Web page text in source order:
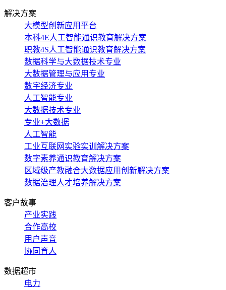
解决方案
大模型创新应用平台
本科4E人工智能通识教育解决方案
职教4S人工智能通识教育解决方案
数据科学与大数据技术专业
大数据管理与应用专业
数字经济专业
人工智能专业
大数据技术专业
专业+大数据
人工智能
工业互联网实验实训解决方案
数字素养通识教育解决方案
区域级产教融合大数据应用创新解决方案
数据治理人才培养解决方案
客户故事
产业实践
合作高校
用户声音
协同育人
数据超市
电力